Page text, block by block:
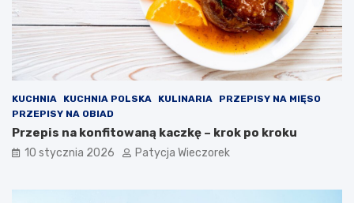
KUCHNIA KUCHNIA POLSKA KULINARIA
PRZEPISY NA MIĘSO
PRZEPISY NA OBIAD
Przepis na konfitowaną kaczkę – krok po kroku
10 stycznia 2026 Patycja Wieczorek